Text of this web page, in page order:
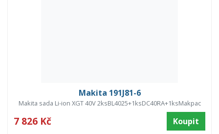
Makita 191J81-6
Makita sada Li-ion XGT 40V 2ksBL4025+1ksDC40RA+1ksMakpac
7 826 Kč Koupit